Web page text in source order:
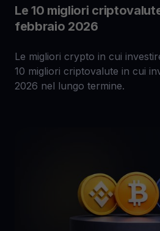
Le 10 migliori
febbraio 2026
Le migliori crypto in cui
10 migliori criptovalute in cui
2026 nel lungo termine.